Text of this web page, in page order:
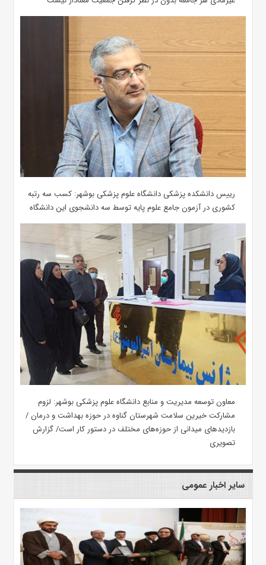
رییس دانشکده پزشکی دانشگاه علوم پزشکی بوشهر: کسب سه رتبه
کشوری در آزمون جامع علوم پایه توسط سه دانشجوی این دانشگاه
معاون توسعه مدیریت و منابع دانشگاه علوم پزشکی بوشهر: لزوم
مشارکت خیرین سلامت شهرستان گناوه در حوزه بهداشت و درمان /
بازدیدهای میدانی از حوزه‌های مختلف در دستور کار است/ گزارش
تصویری
سایر اخبار عمومی